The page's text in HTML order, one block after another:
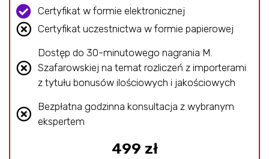
Certyfikat w formie elektronicznej
Certyfikat uczestnictwa w formie papierowej
Dostęp do 30-minutowego nagrania M.
Szafarowskiej na temat rozliczeń z importerami
z tytułu bonusów ilościowych i jakościowych
Bezpłatna godzinna konsultacja z wybranym
ekspertem
499 zł